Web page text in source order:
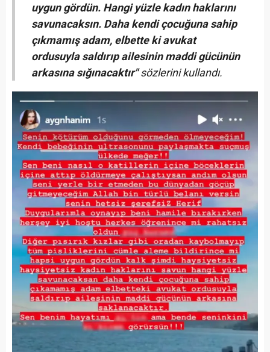
uygun gördün. Hangi yüzle kadın haklarını
savunacaksın. Daha kendi çocuğuna sahip
çıkmamış adam, elbette ki avukat
ordusuyla saldırıp ailesinin maddi gücünün
arkasına sığınacaktır"sözlerini kullandı.